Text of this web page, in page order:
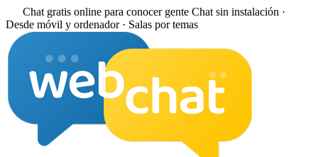
Chat gratis online para conocer gente Chat sin instalación ·
Desde móvil y ordenador · Salas por temas